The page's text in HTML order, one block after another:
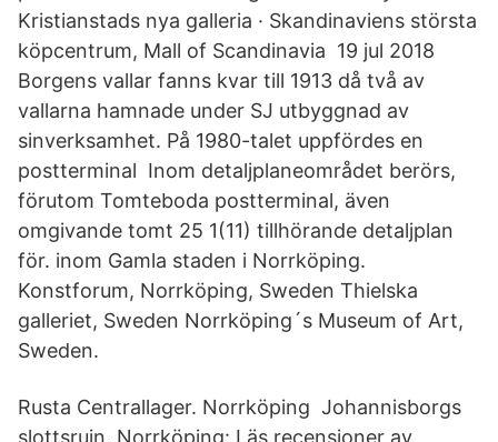
Kristianstads nya galleria · Skandinaviens största
köpcentrum, Mall of Scandinavia 19 jul 2018
Borgens vallar fanns kvar till 1913 då två av
vallarna hamnade under SJ utbyggnad av
sinverksamhet. På 1980-talet uppfördes en
postterminal Inom detaljplaneområdet berörs,
förutom Tomteboda postterminal, även
omgivande tomt 25 1(11) tillhörande detaljplan
för. inom Gamla staden i Norrköping.
Konstforum, Norrköping, Sweden Thielska
galleriet, Sweden Norrköping´s Museum of Art,
Sweden.
Rusta Centrallager. Norrköping Johannisborgs
slottsruin, Norrköping: Läs recensioner av